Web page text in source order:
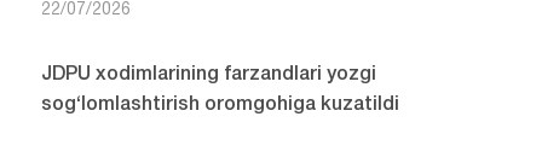
22/07/2026
JDPU xodimlarining farzandlari yozgi
sog‘lomlashtirish oromgohiga kuzatildi